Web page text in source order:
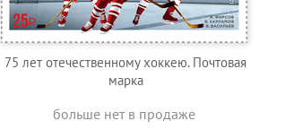
75 лет отечественному хоккею. Почтовая
марка
больше нет в продаже